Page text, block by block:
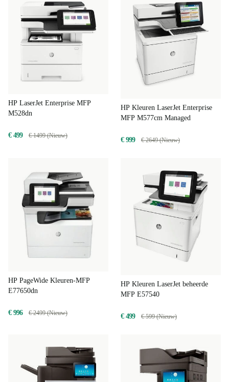
HP LaserJet Enterprise MFP
M528dn
€ 499 € 1499 (Nieuw)
HP Kleuren LaserJet Enterprise
MFP M577cm Managed
€ 999 € 2649 (Nieuw)
HP PageWide Kleuren-MFP
E77650dn
€ 996 € 2499 (Nieuw)
HP Kleuren LaserJet beheerde
MFP E57540
€ 499 € 599 (Nieuw)